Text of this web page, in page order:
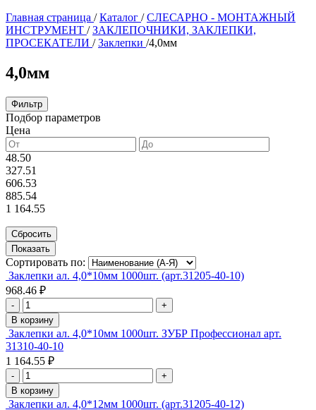
Главная страница / Каталог / СЛЕСАРНО - МОНТАЖНЫЙ
ИНСТРУМЕНТ / ЗАКЛЕПОЧНИКИ, ЗАКЛЕПКИ,
ПРОСЕКАТЕЛИ / Заклепки /4,0мм
4,0мм
Фильтр
Подбор параметров
Цена
48.50
327.51
606.53
885.54
1 164.55
Сортировать по:
Заклепки ал. 4,0*10мм 1000шт. (арт.31205-40-10)
968.46 ₽
-
+
В корзину
Заклепки ал. 4,0*10мм 1000шт. ЗУБР Профессионал арт.
31310-40-10
1 164.55 ₽
-
+
В корзину
Заклепки ал. 4,0*12мм 1000шт. (арт.31205-40-12)